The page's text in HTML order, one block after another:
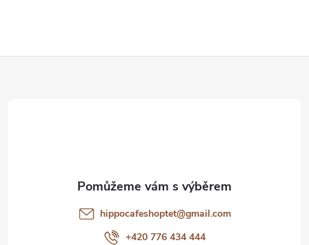
hippocafeshoptet@gmail.com
+420 776 434 444